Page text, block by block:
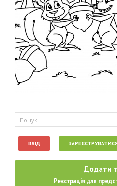
Пошукова
Пошук
ВХІД
Додати
Реєстрація для